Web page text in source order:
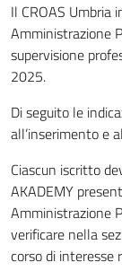
Il CROAS Umbria
Amministrazione
supervisione
2025.
Di seguito le
all’inserimento e
Ciascun iscritto
AKADEMY
Amministrazione
verificare nella
corso di interesse